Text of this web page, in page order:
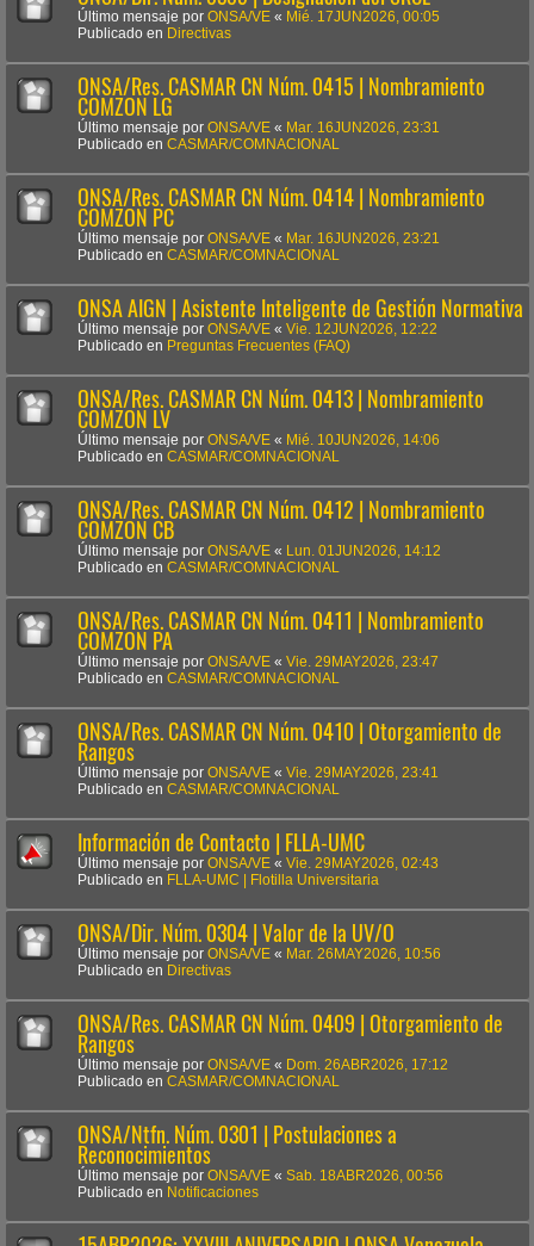
Último mensaje por ONSA/VE « Mié. 17JUN2026, 00:05
Publicado en Directivas
ONSA/Res. CASMAR CN Núm. 0415 | Nombramiento
COMZON LG
Último mensaje por ONSA/VE « Mar. 16JUN2026, 23:31
Publicado en CASMAR/COMNACIONAL
ONSA/Res. CASMAR CN Núm. 0414 | Nombramiento
COMZON PC
Último mensaje por ONSA/VE « Mar. 16JUN2026, 23:21
Publicado en CASMAR/COMNACIONAL
ONSA AIGN | Asistente Inteligente de Gestión Normativa
Último mensaje por ONSA/VE « Vie. 12JUN2026, 12:22
Publicado en Preguntas Frecuentes (FAQ)
ONSA/Res. CASMAR CN Núm. 0413 | Nombramiento
COMZON LV
Último mensaje por ONSA/VE « Mié. 10JUN2026, 14:06
Publicado en CASMAR/COMNACIONAL
ONSA/Res. CASMAR CN Núm. 0412 | Nombramiento
COMZON CB
Último mensaje por ONSA/VE «
Lun. 01JUN2026, 14:12
Publicado en CASMAR/COMNACIONAL
ONSA/Res. CASMAR CN Núm. 0411 | Nombramiento
COMZON PA
Último mensaje por ONSA/VE « Vie. 29MAY2026, 23:47
Publicado en CASMAR/COMNACIONAL
ONSA/Res. CASMAR CN Núm. 0410 | Otorgamiento de
Rangos
Último mensaje por ONSA/VE « Vie. 29MAY2026, 23:41
Publicado en CASMAR/COMNACIONAL
Información de Contacto | FLLA-UMC
Último mensaje por ONSA/VE « Vie. 29MAY2026, 02:43
Publicado en FLLA-UMC | Flotilla Universitaria
ONSA/Dir. Núm. 0304 | Valor de la UV/O
Último mensaje por ONSA/VE « Mar. 26MAY2026, 10:56
Publicado en Directivas
ONSA/Res. CASMAR CN Núm. 0409 | Otorgamiento de
Rangos
Último mensaje por ONSA/VE « Dom. 26ABR2026, 17:12
Publicado en CASMAR/COMNACIONAL
ONSA/Ntfn. Núm. 0301 | Postulaciones a
Reconocimientos
Último mensaje por ONSA/VE « Sab. 18ABR2026, 00:56
Publicado en Notificaciones